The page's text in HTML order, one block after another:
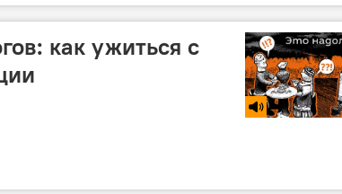
как ужиться с